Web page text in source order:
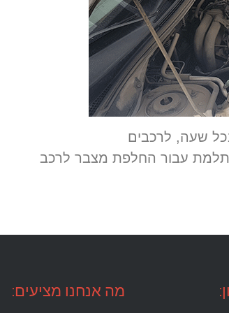
שעה, לרכבים
עבור החלפת מצבר לרכב
מה אנחנו מציעים: